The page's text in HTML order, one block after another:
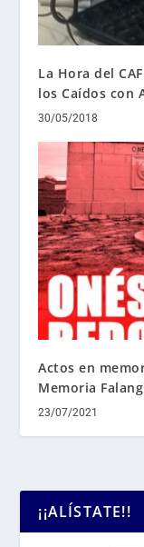
La Hora del
los Caídos con
30/05/2018
Actos en
Memoria
23/07/2021
¡¡ALÍSTATE!!